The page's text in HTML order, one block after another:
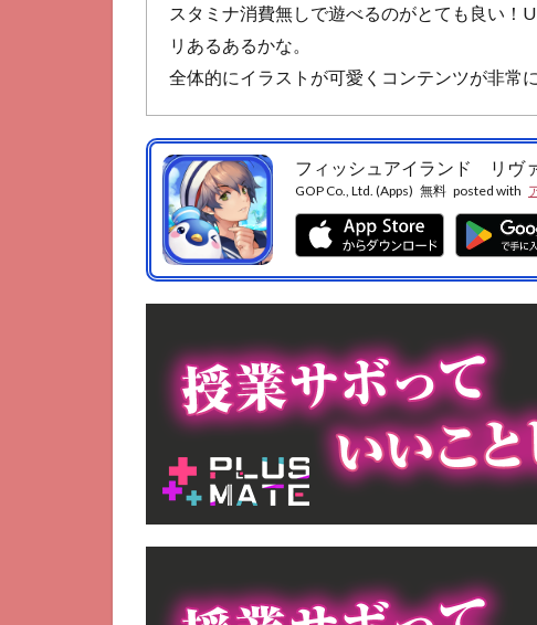
ィ
ッ
シ
グ
＆
ラ
イ
フ
無
簡
単
の
び
り
釣
り
生
10
Fishing
スタミナ消費無しで遊べるのがとても良い！
リあるあるかな。
全体的にイラストが可愛くコンテンツが非常
フィッシュアイランド リヴ
GOP Co., Ltd. (Apps) 無料 posted with